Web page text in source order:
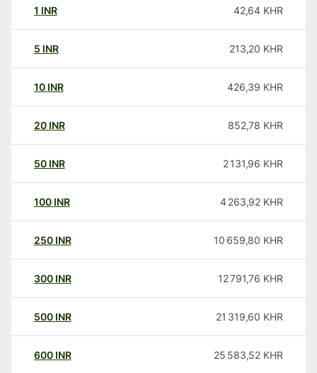
1 INR 42,64 KHR
5 INR 213,20 KHR
10 INR 426,39 KHR
20 INR 852,78 KHR
50 INR 2 131,96 KHR
100 INR 4 263,92 KHR
250 INR 10 659,80 KHR
300 INR 12 791,76 KHR
500 INR 21 319,60 KHR
600 INR 25 583,52 KHR